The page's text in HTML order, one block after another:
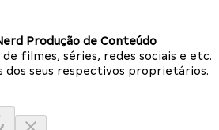
Produção de Conteúdo
de filmes, séries, redes sociais e etc.
dos seus respectivos proprietários.